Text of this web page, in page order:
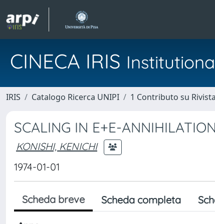
CINECA IRIS
IRIS Catalogo Ricerca UNIPI 1 Contributo su Rivista
SCALING IN E+E-
KONISHI, KENICHI
1974-01-01
Scheda breve Scheda completa